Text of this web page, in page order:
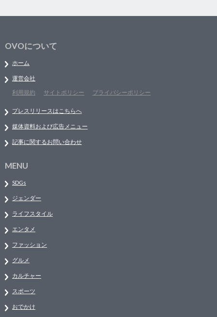
OVOについて
ホーム
運営会社
利用規約
サイトポリシー プライバシーポリシー
プレスリリースはこちらへ
媒体資料および広告メニュー
記事に関するお問い合わせ
MENU
SDGs
ジェンダー
ライフスタイル
エンタメ
ファッション
グルメ
カルチャー
スポーツ
おでかけ